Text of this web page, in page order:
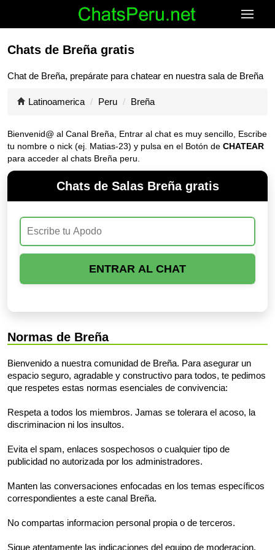
Chats de Breña gratis
Chat de Breña, prepárate para chatear en nuestra sala de Breña
Latinoamerica Peru Breña
Bienvenid@ al Canal Breña , Entrar al chat es muy sencillo, Escribe
tu nombre o nick (ej. Matias-23) y pulsa en el Botón de CHATEAR
para acceder al chats Breña peru.
Chats de Salas Breña gratis
ENTRAR AL CHAT
Normas de Breña
Bienvenido a nuestra comunidad de Breña. Para asegurar un
espacio seguro, agradable y constructivo para todos, te pedimos
que respetes estas normas esenciales de convivencia:
Respeta a todos los miembros. Jamas se tolerara el acoso, la
discriminacion ni los insultos.
Evita el spam, enlaces sospechosos o cualquier tipo de
publicidad no autorizada por los administradores.
Manten las conversaciones enfocadas en los temas específicos
correspondientes a este canal Breña.
No compartas informacion personal propia o de terceros.
Sigue atentamente las indicaciones del equipo de moderacion.